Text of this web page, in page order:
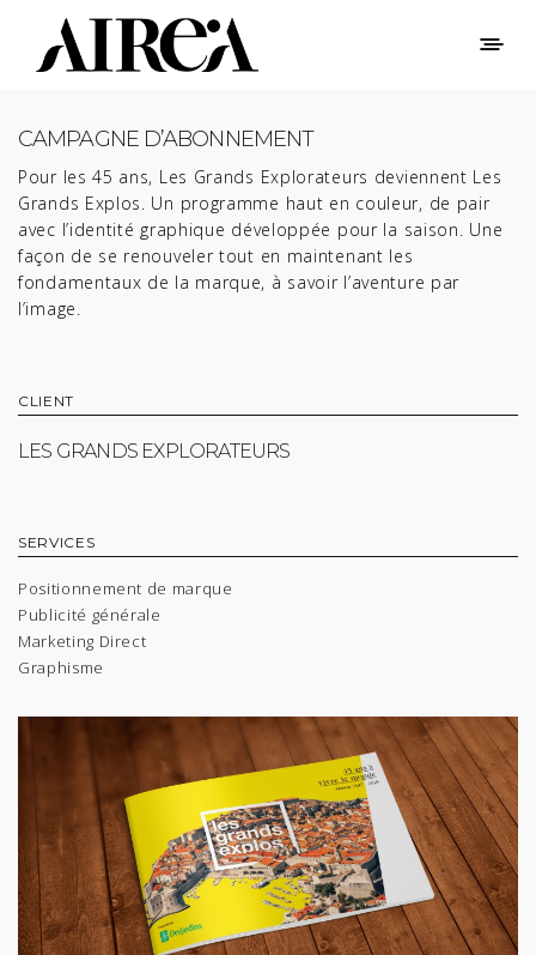
CAMPAGNE D’ABONNEMENT
Pour les 45 ans, Les Grands Explorateurs deviennent Les
Grands Explos. Un programme haut en couleur, de pair
avec l’identité graphique développée pour la saison. Une
façon de se renouveler tout en maintenant les
fondamentaux de la marque, à savoir l’aventure par
l’image.
CLIENT
LES GRANDS EXPLORATEURS
SERVICES
Positionnement de marque
Publicité générale
Marketing Direct
Graphisme